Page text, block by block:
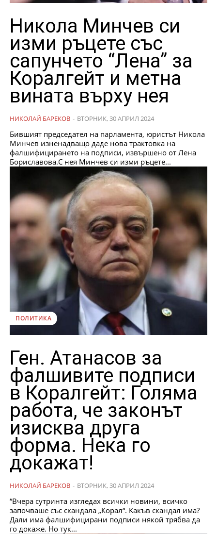
Никола Минчев си
изми ръцете със
сапунчето “Лена” за
Коралгейт и метна
вината върху нея
НИКОЛАЙ БАРЕКОВ - ВТОРНИК, 30 АПРИЛ 2024
Бившият председател на парламента, юристът Никола
Минчев изненадващо даде нова трактовка на
фалшифицирането на подписи, извършено от Лена
Бориславова.С нея Минчев си изми ръцете...
ПОЛИТИКА
Ген. Атанасов за
фалшивите подписи
в Коралгейт: Голяма
работа, че законът
изисква друга
форма. Нека го
докажат!
НИКОЛАЙ БАРЕКОВ - ВТОРНИК, 30 АПРИЛ 2024
“Вчера сутринта изгледах всички новини, всичко
започваше със скандала „Корал“. Какъв скандал има?
Дали има фалшифицирани подписи някой трябва да
го докаже. Но тук...